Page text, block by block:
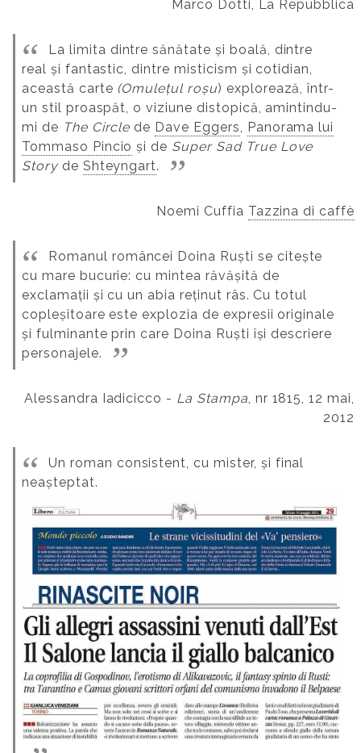
Marco Dotti, La Repubblica
La limita dintre sănătate și boală, dintre
real și fantastic, dintre misticism și cotidian,
această carte (Omulețul roșu) explorează, într-
un stil proaspăt, o viziune distopică, amintindu-
mi de The Circle de Dave Eggers, Panorama lui
Tommaso Pincio și de Super Sad True Love
Storyde Shteyngart.
Noemi Cuffia Tazzina di caffè
Romanul româncei Doina Ruști se citește
cu mare bucurie: cu mintea răvășită de
exclamații și cu un abia reținut râs. Cu totul
copleșitoare este explozia de expresii originale
și fulminante prin care Doina Ruști își descriere
personajele.
Alessandra Iadicicco - La Stampa, nr 1815, 12 mai,
2012
Un roman consistent, cu mister, și final
neașteptat.